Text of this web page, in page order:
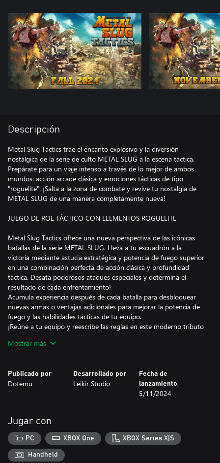
Descripción
Metal Slug Tactics trae el encanto explosivo y la diversión
nostálgica de la serie de culto METAL SLUG a la escena táctica.
Prepárate para un viaje intenso a través de lo mejor de ambos
mundos: acción arcade clásica y emociones tácticas de tipo
"roguelite". ¡Salta a la zona de combate y revive tu nostalgia de
METAL SLUG de una manera completamente nueva!
JUEGO DE ROL TÁCTICO CON ELEMENTOS ROGUELITE
Metal Slug Tactics ofrece una nueva perspectiva de las icónicas
batallas de la serie METAL SLUG. Lleva a tu escuadrón a la
victoria mediante astucia estratégica y potencia de fuego superior
en una combinación perfecta de acción clásica y profundidad
táctica. Desata poderosos ataques especiales y determina el
resultado de cada enfrentamiento!
Acumula experiencia después de cada batalla para desbloquear
nuevas armas o ventajas adicionales para mejorar la potencia de
fuego y las habilidades tácticas de tu equipo.
¡Reúne a tu equipo y reescribe las reglas en este moderno tributo
Elige entre soldados icónicos de toda la serie METAL SLUG y crea
el equipo perfecto para detener los tortuosos planes de Morden.
Determina los mejores equipamientos y modificaciones de armas
Lanza ataques simultáneos con la mecánica "SINC" para causar
un daño masivo al enemigo ¡Y si tu equipo está en problemas,
siempre puedes pedir refuerzos y observar cómo funcionan las
armas grandes: artillería pesada, ataques aéreos, el glorioso
METAL SLUG... ¡lo que quieras!
Mostrar más
Publicado por
Dotemu
Desarrollado por
Leikir Studio
Fecha de
lanzamiento
5/11/2024
Jugar con
PC XBOX One XBOX Series X|S
Handheld